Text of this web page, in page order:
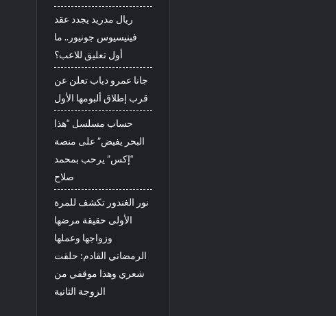
ريال مدريد يجدد عقد
فينيسيوس جونيور.. ما
أول تعليق للاعب؟
جانا عمرو دياب تعلن عن
قرب إطلاق ألبومها الأول
حساب مسلسل “هذا
البحر يفيض” على منصة
“إكس” يرحب بمحمد
صلاح
نور الغندور تكشف للمرة
الأولى حقيقة مرضها
وزواجها وعملها
الرمضاني القادم: حلقت
شعري وهذا موقفي من
الزوجة الثانية